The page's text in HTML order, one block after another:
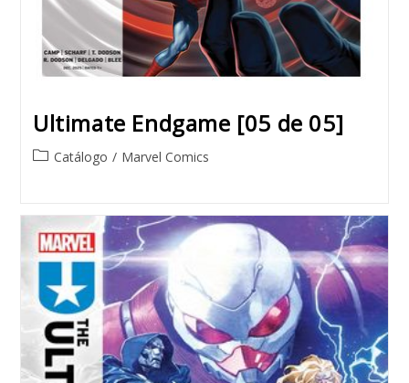
Ultimate Endgame [05 de 05]
PostCatálogo / Marvel Comics